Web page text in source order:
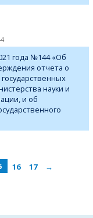
года №144 «Об
отчета о
науки и
и об
16 17 →